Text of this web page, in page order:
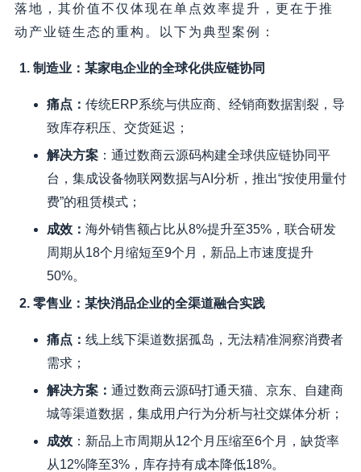
落地，其价值不仅体现在单点效率提升，更在于推
动产业链生态的重构。以下为典型案例：
1. 制造业：某家电企业的全球化供应链协同
痛点 ： 传统ERP系统与供应商、经销商数据割裂，导
致库存积压、交货延迟；
解决方案：通过数商云源码构建全球供应链协同平
台，集成设备物联网数据与AI分析，推出“按使用量付
费”的租赁模式；
成效： 海外销售额占比从8%提升至35%，联合研发
周期从18个月缩短至9个月，新品上市速度提升
50%。
2. 零售业：某快消品企业的全渠道融合实践
痛点 ： 线上线下渠道数据孤岛，无法精准洞察消费者
需求；
解决方案： 通过数商云源码打通天猫、京东、自建商
城等渠道数据，集成用户行为分析与社交媒体分析；
成效：新品上市周期从12个月压缩至6个月，缺货率
从12%降至3%，库存持有成本降低18%。